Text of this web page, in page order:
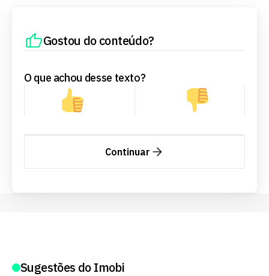
Gostou do conteúdo?
O que achou desse texto?
Continuar
Sugestões do Imobi